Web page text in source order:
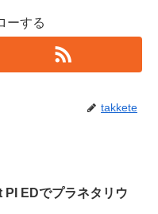
ーする
takkete
PI EDでプラネタリウ